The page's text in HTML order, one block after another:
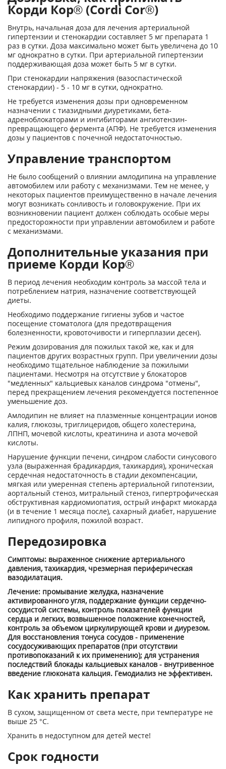
Корди Кор® (Cordi Cor®)
Внутрь, начальная доза для лечения артериальной
гипертензии и стенокардии составляет 5 мг препарата 1
раз в сутки. Доза максимально может быть увеличена до 10
мг однократно в сутки. При артериальной гипертензии
поддерживающая доза может быть 5 мг в сутки.
При стенокардии напряжения (вазоспастической
стенокардии) - 5 - 10 мг в сутки, однократно.
Не требуется изменения дозы при одновременном
назначении с тиазидными диуретиками, бета-
адреноблокаторами и ингибиторами ангиотензин-
превращающего фермента (АПФ). Не требуется изменения
дозы у пациентов с почечной недостаточностью.
Управление транспортом
Не было сообщений о влиянии амлодипина на управление
автомобилем или работу с механизмами. Тем не менее, у
некоторых пациентов преимущественно в начале лечения
могут возникать сонливость и головокружение. При их
возникновении пациент должен соблюдать особые меры
предосторожности при управлении автомобилем и работе
с механизмами.
Дополнительные указания при
приеме Корди Кор®
В период лечения необходим контроль за массой тела и
потреблением натрия, назначение соответствующей
диеты.
Необходимо поддержание гигиены зубов и частое
посещение стоматолога (для предотвращения
болезненности, кровоточивости и гиперплазии десен).
Режим дозирования для пожилых такой же, как и для
пациентов других возрастных групп. При увеличении дозы
необходимо тщательное наблюдение за пожилыми
пациентами. Несмотря на отсутствие у блокаторов
"медленных" кальциевых каналов синдрома "отмены",
перед прекращением лечения рекомендуется постепенное
уменьшение доз.
Амлодипин не влияет на плазменные концентрации ионов
калия, глюкозы, триглицеридов, общего холестерина,
ЛПНП, мочевой кислоты, креатинина и азота мочевой
кислоты.
Нарушение функции печени, синдром слабости синусового
узла (выраженная брадикардия, тахикардия), хроническая
сердечная недостаточность в стадии декомпенсации,
мягкая или умеренная степень артериальной гипотензии,
аортальный стеноз, митральный стеноз, гипертрофическая
обструктивная кардиомиопатия, острый инфаркт миокарда
(и в течение 1 месяца после), сахарный диабет, нарушение
липидного профиля, пожилой возраст.
Передозировка
Симптомы: выраженное снижение артериального
давления, тахикардия, чрезмерная периферическая
вазодилатация.
Лечение: промывание желудка, назначение
активированного угля, поддержание функции сердечно-
сосудистой системы, контроль показателей функции
сердца и легких, возвышенное положение конечностей,
контроль за объемом циркулирующей крови и диурезом.
Для восстановления тонуса сосудов - применение
сосудосуживающих препаратов (при отсутствии
противопоказаний к их применению); для устранения
последствий блокады кальциевых каналов - внутривенное
введение глюконата кальция. Гемодиализ не эффективен.
Как хранить препарат
В сухом, защищенном от света месте, при температуре не
выше 25 °С.
Хранить в недоступном для детей месте!
Срок годности